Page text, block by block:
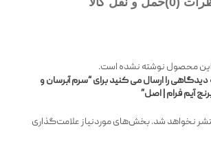
محصول نوشته نشده است.
را ارسال می کنید برای “سرم آبرسان و
آیم فرام | اصل”
نخواهد شد.بخش‌های موردنیاز علامت‌گذاری